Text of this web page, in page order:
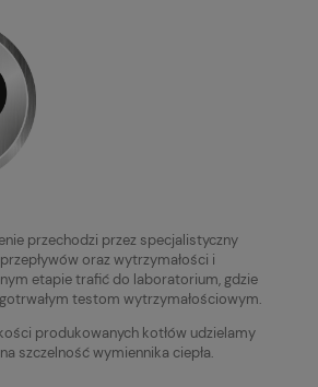
przechodzi przez specjalistyczny
oraz wytrzymałości i
etapie trafić do laboratorium, gdzie
testom wytrzymałościowym.
produkowanych kotłów udzielamy
szczelność wymiennika ciepła.